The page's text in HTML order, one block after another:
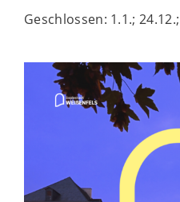
Geschlossen: 1.1.;